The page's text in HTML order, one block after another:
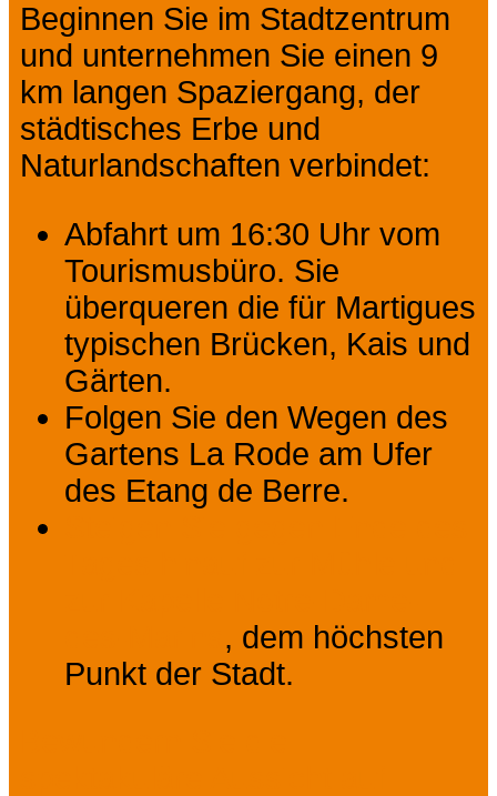
Beginnen Sie im Stadtzentrum
und unternehmen Sie einen 9
km langen Spaziergang, der
städtisches Erbe und
Naturlandschaften verbindet:
Abfahrt um 16:30 Uhr vom
Tourismusbüro. Sie
überqueren die für Martigues
typischen Brücken, Kais und
Gärten.
Folgen Sie den Wegen des
Gartens La Rode am Ufer
des Etang de Berre.
, dem höchsten
Punkt der Stadt.